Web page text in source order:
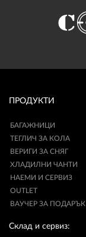
ПРОДУКТИ
БАГАЖНИЦИ
ТЕГЛИЧ ЗА КОЛА
ВЕРИГИ ЗА СНЯГ
ХЛАДИЛНИ ЧАНТИ
НАЕМИ И СЕРВИЗ
OUTLET
ВАУЧЕР ЗА ПОДАРЪК
Склад и сервиз: